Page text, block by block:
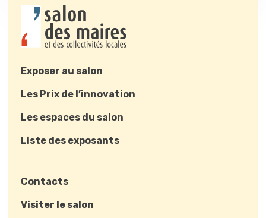
Exposer au salon
Les Prix de l’innovation
Les espaces du salon
Liste des exposants
Contacts
Visiter le salon